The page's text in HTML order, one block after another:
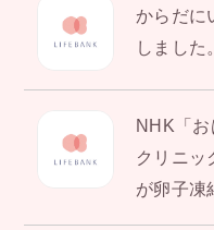
からだに
しました。
NHK「
クリニッ
が卵子凍